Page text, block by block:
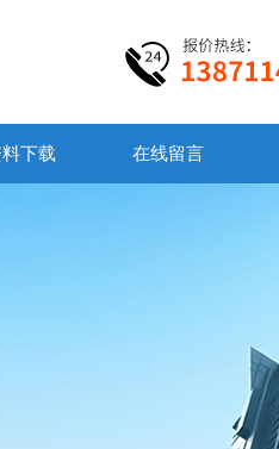
下载 在线留言